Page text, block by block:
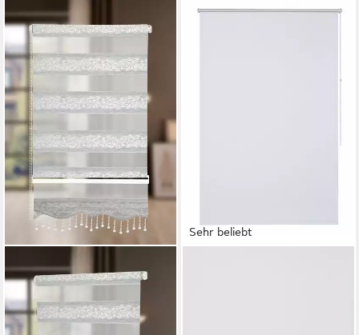
PLISSEEONLINE
Doppelrollo Doppelrollo
Duorollo Klemmfix ohne
Bohren 1533 mit Perlen,
Sehr beliebt